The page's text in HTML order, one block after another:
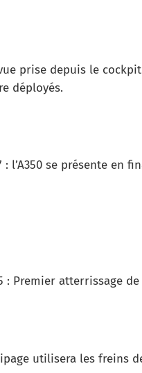
prise depuis le
déployés.
: l’A350 se présente en
: Premier atterrissage
utilisera les freins